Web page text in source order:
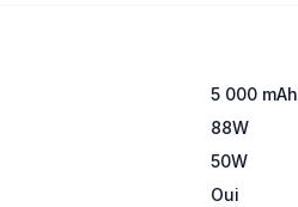
5 000 mAh
88W
50W
Oui